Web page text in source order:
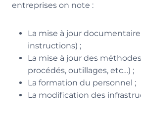
entreprises on note :
La mise à jour
instructions) ;
La mise à jour des
procédés, outillages, etc…) ;
La formation du personnel ;
La modification des